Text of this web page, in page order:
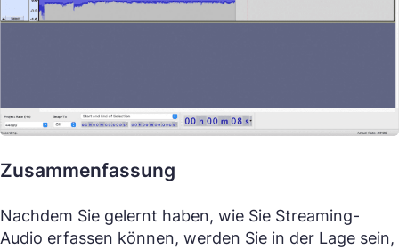
Zusammenfassung
Nachdem Sie gelernt haben, wie Sie Streaming-
Audio erfassen können, werden Sie in der Lage sein,